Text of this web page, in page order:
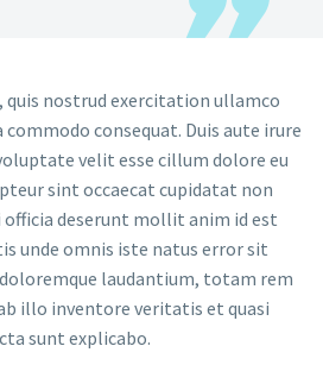
quis nostrud exercitation ullamco
consequat. Duis aute irure
velit esse cillum dolore eu
sint occaecat cupidatat non
deserunt mollit anim id est
unde omnis iste natus error sit
laudantium, totam rem
illo inventore veritatis et quasi
sunt explicabo.